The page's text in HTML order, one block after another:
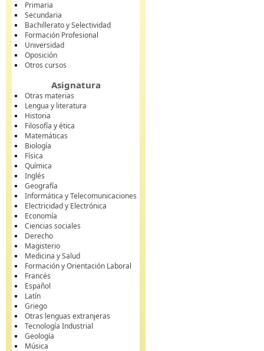
Primaria
Secundaria
Bachillerato y Selectividad
Formación Profesional
Universidad
Oposición
Otros cursos
Asignatura
Otras materias
Lengua y literatura
Historia
Filosofía y ética
Matemáticas
Biología
Física
Química
Inglés
Geografía
Informática y Telecomunicaciones
Electricidad y Electrónica
Economía
Ciencias sociales
Derecho
Magisterio
Medicina y Salud
Formación y Orientación Laboral
Francés
Español
Latín
Griego
Otras lenguas extranjeras
Tecnología Industrial
Geología
Música